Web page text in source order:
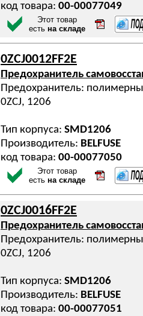
код товара: 00-00077049
Этот товар
есть на складе
0ZCJ0012FF2E
Предохранитель
Предохранитель:
0ZCJ, 1206
Тип корпуса: SMD1206
Производитель: BELFUSE
код товара: 00-00077050
Этот товар
есть на складе
0ZCJ0016FF2E
Предохранитель
Предохранитель:
0ZCJ, 1206
Тип корпуса: SMD1206
Производитель: BELFUSE
код товара: 00-00077051